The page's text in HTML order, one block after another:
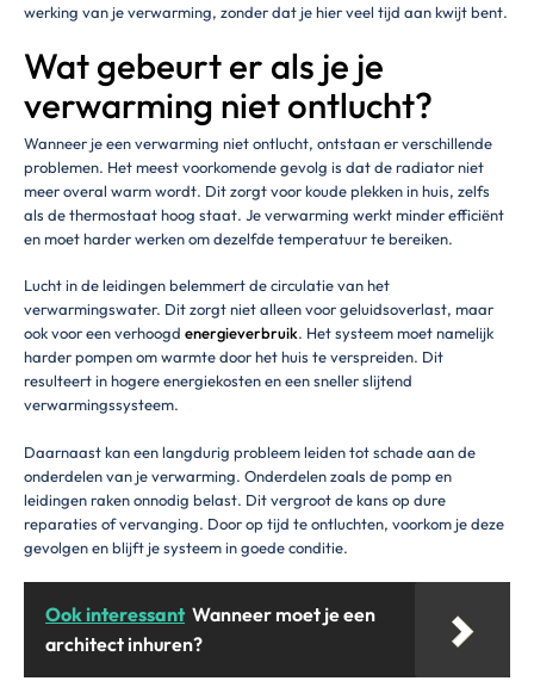
werking van je verwarming, zonder dat je hier veel tijd aan kwijt bent.
Wat gebeurt er als je je
verwarming niet ontlucht?
Wanneer je een verwarming niet ontlucht, ontstaan er verschillende
problemen. Het meest voorkomende gevolg is dat de radiator niet
meer overal warm wordt. Dit zorgt voor koude plekken in huis, zelfs
als de thermostaat hoog staat. Je verwarming werkt minder efficiënt
en moet harder werken om dezelfde temperatuur te bereiken.
Lucht in de leidingen belemmert de circulatie van het
verwarmingswater. Dit zorgt niet alleen voor geluidsoverlast, maar
ook voor een verhoogd energieverbruik. Het systeem moet namelijk
harder pompen om warmte door het huis te verspreiden. Dit
resulteert in hogere energiekosten en een sneller slijtend
verwarmingssysteem.
Daarnaast kan een langdurig probleem leiden tot schade aan de
onderdelen van je verwarming. Onderdelen zoals de pomp en
leidingen raken onnodig belast. Dit vergroot de kans op dure
reparaties of vervanging. Door op tijd te ontluchten, voorkom je deze
gevolgen en blijft je systeem in goede conditie.
Ook interessant Wanneer moet je een
architect inhuren?